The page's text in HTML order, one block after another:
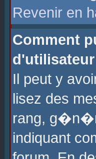
Revenir en
Comment
Il peut y
lisez des
rang,
indiquant